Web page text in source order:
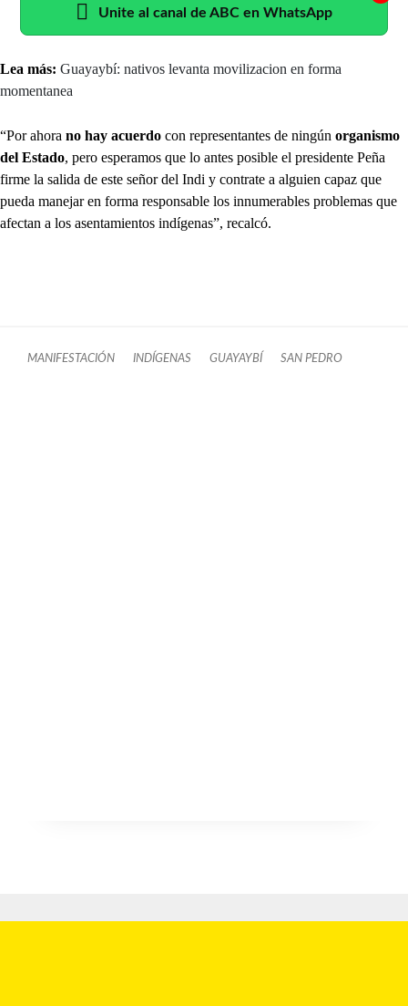
Unite al canal de ABC en WhatsApp
Lea más: Guayaybí: nativos levanta movilizacion en forma
momentanea
“Por ahora no hay acuerdo con representantes de ningún organismo
del Estado, pero esperamos que lo antes posible el presidente Peña
firme la salida de este señor del Indi y contrate a alguien capaz que
pueda manejar en forma responsable los innumerables problemas que
afectan a los asentamientos indígenas”, recalcó.
MANIFESTACIÓN INDÍGENAS GUAYAYBÍ SAN PEDRO